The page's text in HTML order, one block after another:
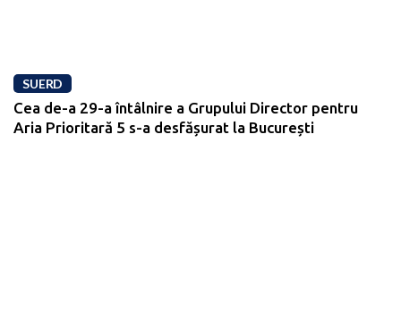
SUERD
Cea de-a 29-a întâlnire a Grupului Director pentru
Aria Prioritară 5 s-a desfășurat la București